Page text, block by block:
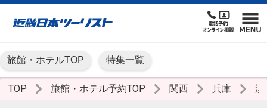
旅館・ホテルTOP 特集一覧
TOP 旅館・ホテル予約TOP 関西 兵庫